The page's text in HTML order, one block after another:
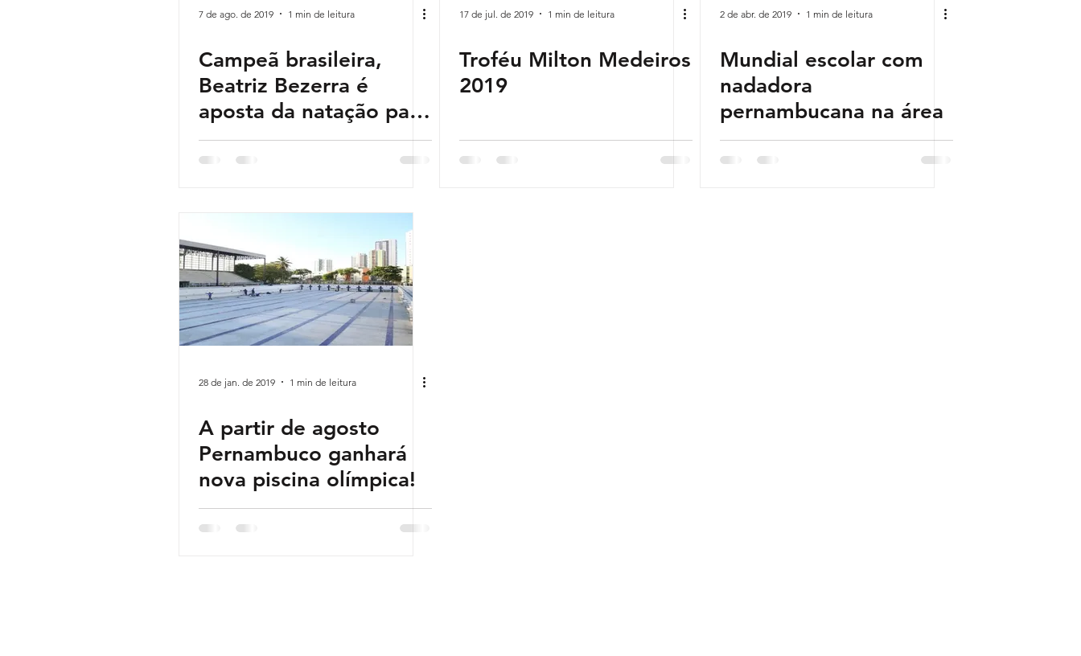
7 de ago. de 2019 1 min de leitura
Campeã brasileira,
Beatriz Bezerra é
aposta da natação para
seguir passos de Etiene
e Joanna
17 de jul. de 2019 1 min de leitura
Troféu Milton Medeiros
2019
2 de abr. de 2019 1 min de leitura
Mundial escolar com
nadadora
pernambucana na área
28 de jan. de 2019 1 min de leitura
A partir de agosto
Pernambuco ganhará
nova piscina olímpica!